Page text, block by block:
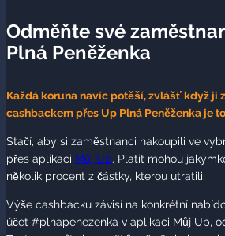
Odměňte své
Plná Peněženka
Každá koruna navíc potěší, zvlášť když ji
cashbackem přes Up Plná Peněženka je
Stačí, aby si zaměstnanci nakoupili ve
přes aplikaci Můj Up. Platit mohou
několik procent z částky, kterou utratili.
Výše cashbacku závisí na konkrétní
účet #plnapenezenka v aplikaci Můj Up,